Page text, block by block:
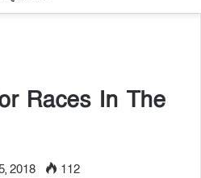
Races In The
2018
112